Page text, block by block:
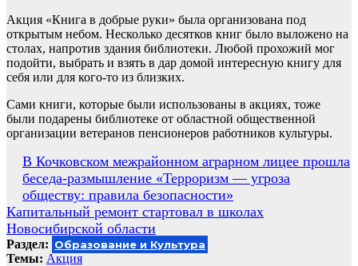
Акция «Книга в добрые руки» была организована под
открытым небом. Несколько десятков книг было выложено на
столах, напротив здания библиотеки. Любой прохожий мог
подойти, выбрать и взять в дар домой интересную книгу для
себя или для кого-то из близких.
Сами книги, которые были использованы в акциях, тоже
были подарены библиотеке от областной общественной
организации ветеранов пенсионеров работников культуры.
Навигация
по
записям
В Кочковском межрайонном аграрном лицее прошла
беседа-размышление «Терроризм — угроза
обществу: правила безопасности»
Капитальный ремонт стартовал в школах
Новосибирской области
Раздел: Образование и Культура
Темы: Акция